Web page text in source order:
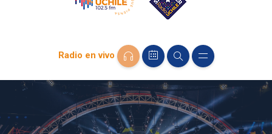
Radio en vivo